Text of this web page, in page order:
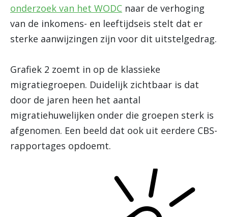
onderzoek van het WODC naar de verhoging
van de inkomens- en leeftijdseis stelt dat er
sterke aanwijzingen zijn voor dit uitstelgedrag.
Grafiek 2 zoemt in op de klassieke
migratiegroepen. Duidelijk zichtbaar is dat
door de jaren heen het aantal
migratiehuwelijken onder die groepen sterk is
afgenomen. Een beeld dat ook uit eerdere CBS-
rapportages opdoemt.